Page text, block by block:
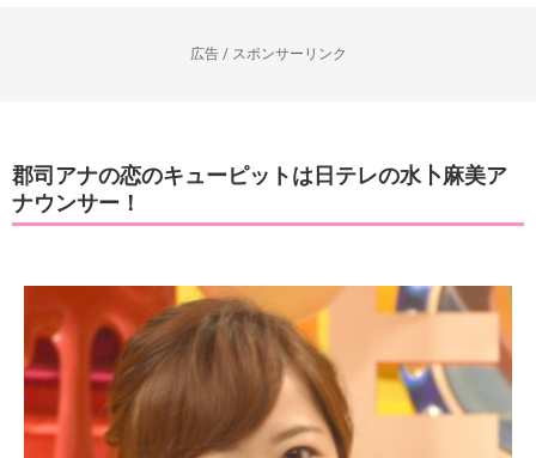
広告 / スポンサーリンク
郡司アナの恋のキューピットは日テレの水卜麻美ア
ナウンサー！